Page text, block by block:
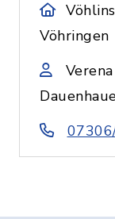
Vöhringen